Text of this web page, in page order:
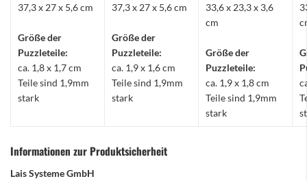
37,3 x 27 x 5,6 cm
Größe der
Puzzleteile:
ca. 1,8 x 1,7 cm
Teile sind 1,9mm
stark
37,3 x 27 x 5,6 cm
Größe der
Puzzleteile:
ca. 1,9 x 1,6 cm
Teile sind 1,9mm
stark
33,6 x 23,3 x 3,6
cm
Größe der
Puzzleteile:
ca. 1,9 x 1,8 cm
Teile sind 1,9mm
stark
Informationen zur Produktsicherheit
Lais Systeme GmbH